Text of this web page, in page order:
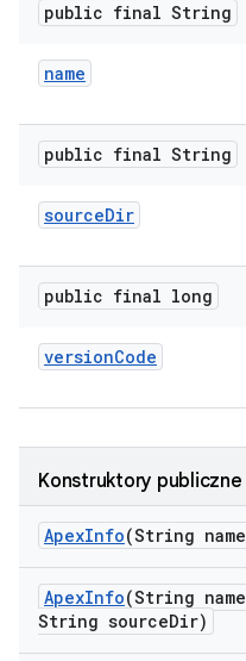
public final String
name
public final String
sourceDir
public final long
versionCode
Konstruktory publiczne
ApexInfo(String name
ApexInfo(String name
String sourceDir)